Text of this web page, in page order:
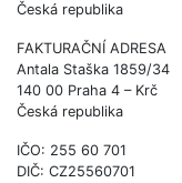
Česká republika
FAKTURAČNÍ ADRESA
Antala Staška 1859/34
140 00 Praha 4 – Krč
Česká republika
IČO: 255 60 701
DIČ: CZ25560701